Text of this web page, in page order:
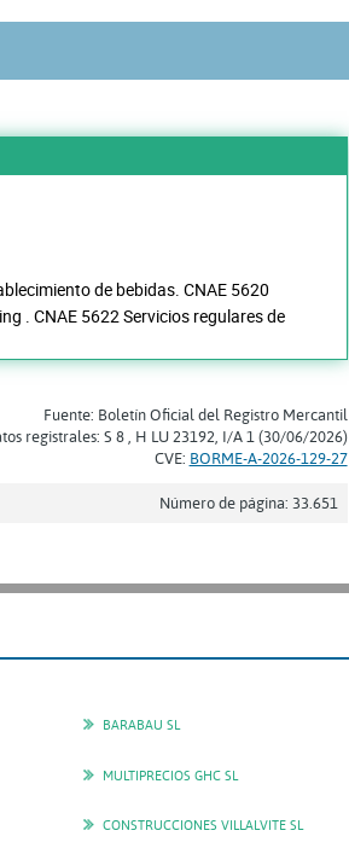
de bebidas. CNAE 5620
. CNAE 5622 Servicios regulares de
Fuente: Boletín Oficial del Registro Mercantil
registrales: S 8 , H LU 23192, I/A 1 (30/06/2026)
CVE: BORME-A-2026-129-27
Número de página: 33.651
BARABAU SL
MULTIPRECIOS GHC SL
CONSTRUCCIONES VILLALVITE SL